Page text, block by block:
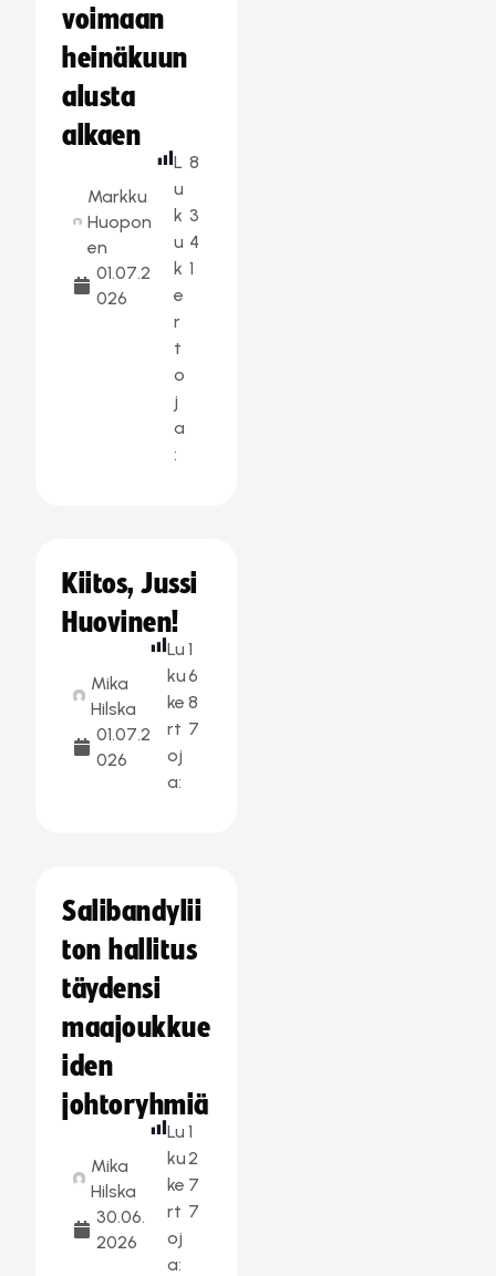
voimaan
heinäkuun
alusta
alkaen
Markku
Huopon
en
01.07.2
026
L
u
k
u
k
e
r
t
o
j
a
:
8
3
4
1
Kiitos, Jussi
Huovinen!
Mika
Hilska
01.07.2
026
Lu
ku
ke
rt
oj
a:
1
6
8
7
Salibandylii
ton hallitus
täydensi
maajoukkue
iden
johtoryhmiä
Mika
Hilska
30.06.
2026
Lu
ku
ke
rt
oj
a:
1
2
7
7